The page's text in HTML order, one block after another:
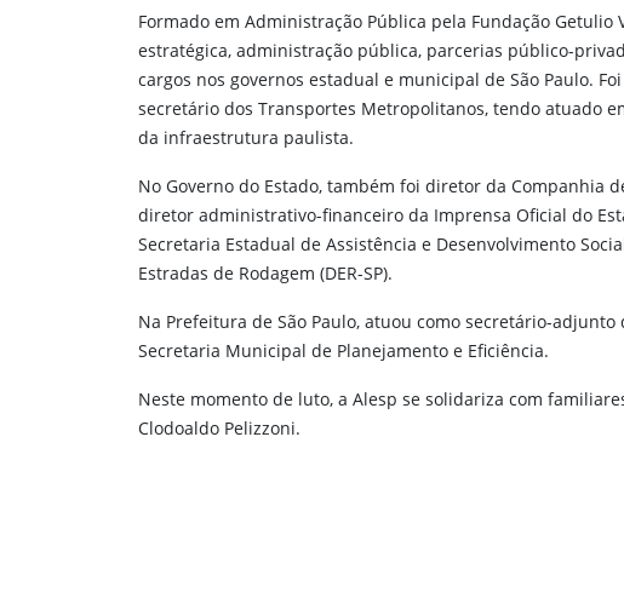
Formado em Administração Pública pela Fundação Getulio
estratégica, administração pública, parcerias público-
cargos nos governos estadual e municipal de São Paulo.
secretário dos Transportes Metropolitanos, tendo atuado
da infraestrutura paulista.
No Governo do Estado, também foi diretor da Companhia
diretor administrativo-financeiro da Imprensa Oficial do
Secretaria Estadual de Assistência e Desenvolvimento
Estradas de Rodagem (DER-SP).
Na Prefeitura de São Paulo, atuou como secretário-
Secretaria Municipal de Planejamento e Eficiência.
Neste momento de luto, a Alesp se solidariza com
Clodoaldo Pelizzoni.